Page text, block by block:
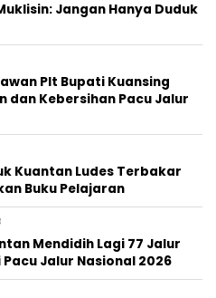
Jangan Hanya Duduk
Plt Bupati Kuansing
dan Kebersihan Pacu Jalur
Kuantan Ludes Terbakar
Buku Pelajaran
Mendidih Lagi 77 Jalur
Jalur Nasional 2026